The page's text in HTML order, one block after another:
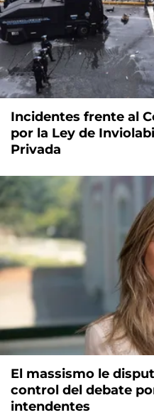
Incidentes frente al
por la Ley de
Privada
El massismo le
control del debate
intendentes